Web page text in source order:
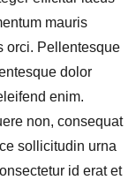
mauris
orci. Pellentesque
dolor
enim.
non, consequat
sollicitudin urna
id erat et